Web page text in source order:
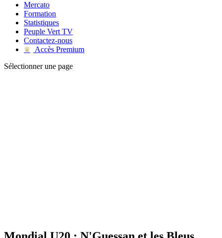
Mercato
Formation
Statistiques
Peuple Vert TV
Contactez-nous
♛
Accès Premium
Sélectionner une page